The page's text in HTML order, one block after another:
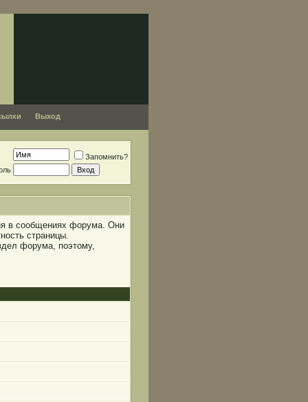
Выход
Запомнить?
в сообщениях форума. Они
страницы.
форума, поэтому,